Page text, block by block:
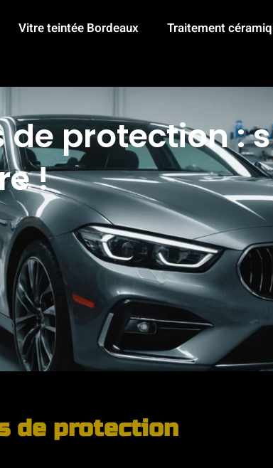
Vitre teintée Bordeaux Traitement
de protection :
!
de protection